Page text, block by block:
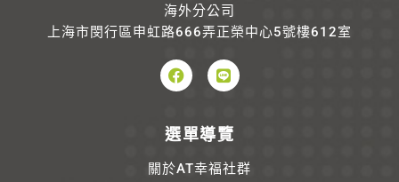
海外分公司
上海市閔行區申虹路666弄正榮中心5號樓612室
選單導覽
關於AT幸福社群